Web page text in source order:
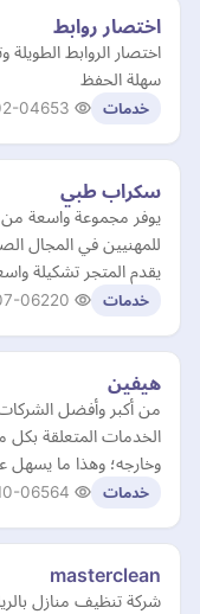
اختصار روابط
اختصار الروابط
سهلة الحفظ
خدمات 04
سكراب طبي
يوفر مجموعة واسعة من
للمهنيين في المجال
يقدم المتجر تشكيلة
خدمات 06
هيفين
من أكبر وأفضل
الخدمات المتعلقة بكل
وخارجه؛ وهذا ما يسهل
خدمات 06
masterclean
شركة تنظيف منازل